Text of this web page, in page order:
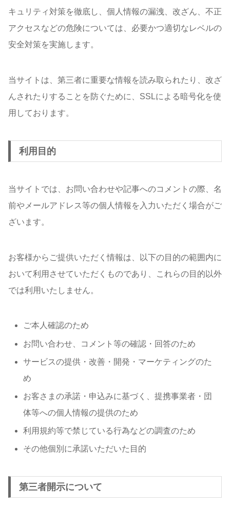
キュリティ対策を徹底し、個人情報の漏洩、改ざん、不正
アクセスなどの危険については、必要かつ適切なレベルの
安全対策を実施します。
当サイトは、第三者に重要な情報を読み取られたり、改ざ
んされたりすることを防ぐために、SSLによる暗号化を使
用しております。
利用目的
当サイトでは、お問い合わせや記事へのコメントの際、名
前やメールアドレス等の個人情報を入力いただく場合がご
ざいます。
お客様からご提供いただく情報は、以下の目的の範囲内に
おいて利用させていただくものであり、これらの目的以外
では利用いたしません。
ご本人確認のため
お問い合わせ、コメント等の確認・回答のため
サービスの提供・改善・開発・マーケティングのた
め
お客さまの承諾・申込みに基づく、提携事業者・団
体等への個人情報の提供のため
利用規約等で禁じている行為などの調査のため
その他個別に承諾いただいた目的
第三者開示について